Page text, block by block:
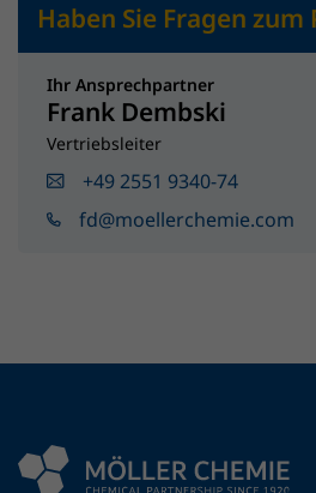
Haben Sie Fragen zum
Ihr Ansprechpartner
Frank Dembski
Vertriebsleiter
+49 2551 9340-74
fd@moellerchemie.com